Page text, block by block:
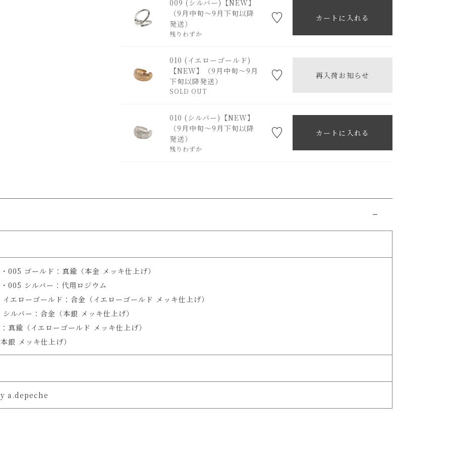
009 (シルバー)【NEW】
（9月中旬～9月下旬以降
発送）
残りわずか
カートに入れる
010 (イエローゴールド)
【NEW】（9月中旬～9月
下旬以降発送）
SOLD OUT
再入荷お知らせ
010 (シルバー)【NEW】
（9月中旬～9月下旬以降
発送）
残りわずか
カートに入れる
005 ゴールド：真鍮（本金 メッキ仕上げ）
005 シルバー：代用ロジウム
エローゴールド：合金（イエローゴールド メッキ仕上げ）
ルバー：合金（本銀 メッキ仕上げ）
真鍮（イエローゴールド メッキ仕上げ）
銀 メッキ仕上げ）
a.depeche